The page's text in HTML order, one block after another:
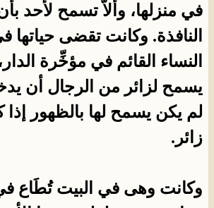
في منزلها، وألاَّ تسمح لأحد
النافذة. وكانت تقضى حياتها
النساء القائم في مؤخِّرة
يسمح لزائر من الرجال أن
لم يكن يسمح لها بالظهور إذا
زائر.
وكانت وهى في البيت تُطَاع